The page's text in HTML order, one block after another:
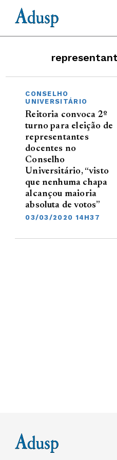
CONSELHO
UNIVERSITÁRIO
Reitoria convoca 2º
turno para eleição de
representantes
docentes no
Conselho
Universitário, “visto
que nenhuma chapa
alcançou maioria
absoluta de votos”
03/03/2020 14H37